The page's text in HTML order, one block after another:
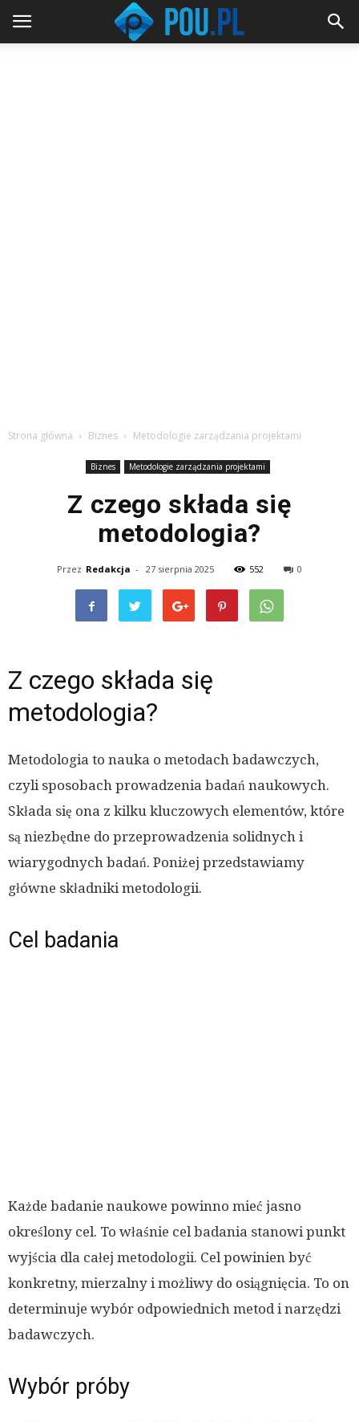
Strona główna Biznes Metodologie zarządzania projektami
Biznes Metodologie zarządzania projektami
Z czego składa się
metodologia?
Przez Redakcja - 27 sierpnia 2025 552 0
Z czego składa się
metodologia?
Metodologia to nauka o metodach badawczych,
czyli sposobach prowadzenia badań naukowych.
Składa się ona z kilku kluczowych elementów, które
są niezbędne do przeprowadzenia solidnych i
wiarygodnych badań. Poniżej przedstawiamy
główne składniki metodologii.
Cel badania
Każde badanie naukowe powinno mieć jasno
określony cel. To właśnie cel badania stanowi punkt
wyjścia dla całej metodologii. Cel powinien być
konkretny, mierzalny i możliwy do osiągnięcia. To on
determinuje wybór odpowiednich metod i narzędzi
badawczych.
Wybór próby